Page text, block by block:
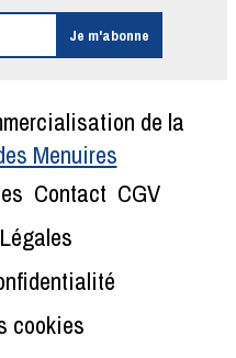
de la
Menuires
Contact CGV
cookies